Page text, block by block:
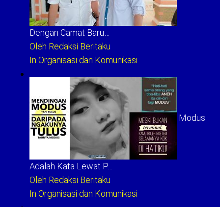
Dengan Camat Baru…
Oleh Redaksi Beritaku
In Organisasi dan Komunikasi
Modus
Adalah Kata Lewat P…
Oleh Redaksi Beritaku
In Organisasi dan Komunikasi